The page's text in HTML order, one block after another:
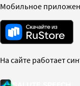
Мобильное
На сайте работает